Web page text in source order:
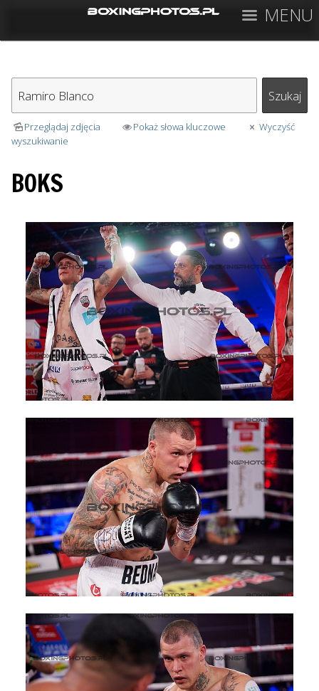
MENU
Przeglądaj zdjęcia Pokaż słowa kluczowe
Wyczyść
wyszukiwanie
BOKS